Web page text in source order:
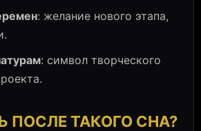
: желание нового этапа,
: символ творческого
ПОСЛЕ ТАКОГО СНА?